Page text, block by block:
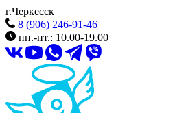
г.Черкесск
8 (906) 246-91-46
пн.-пт.: 10.00-19.00